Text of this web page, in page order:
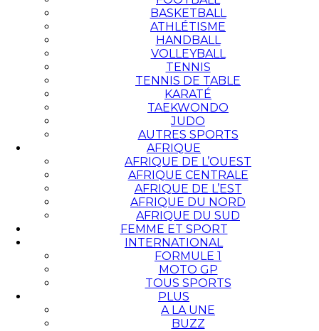
BASKETBALL
ATHLÉTISME
HANDBALL
VOLLEYBALL
TENNIS
TENNIS DE TABLE
KARATÉ
TAEKWONDO
JUDO
AUTRES SPORTS
AFRIQUE
AFRIQUE DE L’OUEST
AFRIQUE CENTRALE
AFRIQUE DE L’EST
AFRIQUE DU NORD
AFRIQUE DU SUD
FEMME ET SPORT
INTERNATIONAL
FORMULE 1
MOTO GP
TOUS SPORTS
PLUS
A LA UNE
BUZZ